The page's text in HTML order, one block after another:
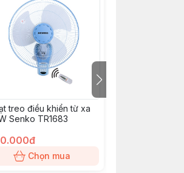
treo điều khiển từ xa
Senko TR1683
Chọn mua